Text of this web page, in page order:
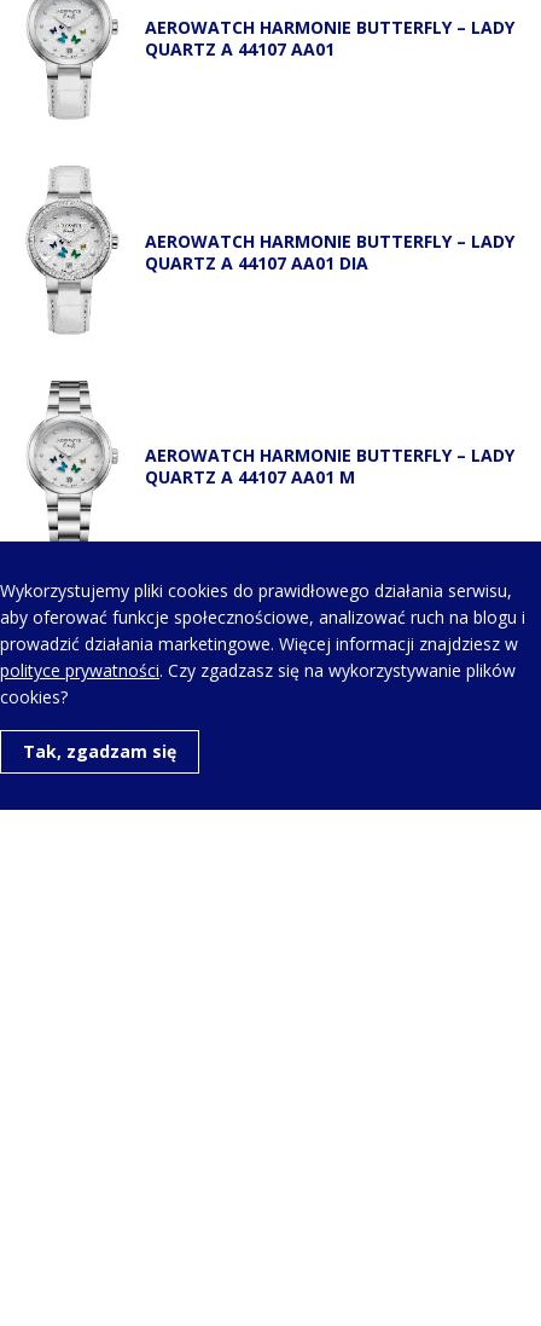
AEROWATCH HARMONIE BUTTERFLY – LADY
QUARTZ A 44107 AA01
AEROWATCH HARMONIE BUTTERFLY – LADY
QUARTZ A 44107 AA01 DIA
AEROWATCH HARMONIE BUTTERFLY – LADY
QUARTZ A 44107 AA01 M
AEROWATCH HARMONIE BUTTERFLY – LADY
Wykorzystujemy pliki cookies do prawidłowego działania serwisu,
aby oferować funkcje społecznościowe, analizować ruch na blogu i
prowadzić działania marketingowe. Więcej informacji znajdziesz w
polityce prywatności. Czy zgadzasz się na wykorzystywanie plików
cookies?
Tak, zgadzam się